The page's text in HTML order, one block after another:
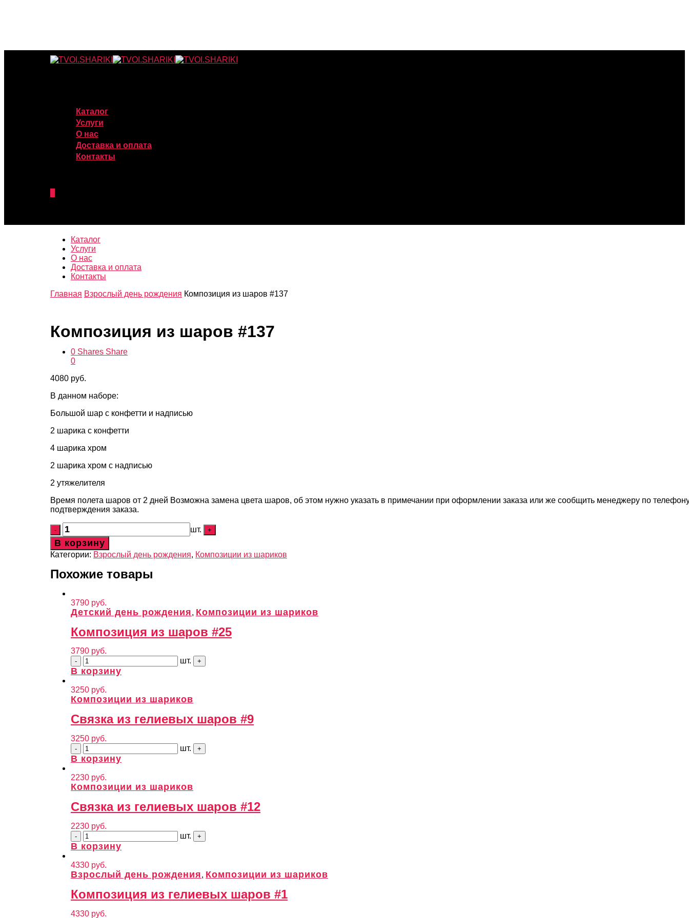
Каталог
Услуги
О нас
Доставка и оплата
Контакты
Каталог
Услуги
О нас
Доставка и оплата
Контакты
Главная Взрослый день рождения Композиция из шаров #137
Композиция из шаров #137
0 Shares Share
0
4080 руб.
В данном наборе:
Большой шар с конфетти и надписью
2 шарика с конфетти
4 шарика хром
2 шарика хром с надписью
2 утяжелителя
Время полета шаров от 2 дней Возможна замена цвета шаров, об этом нужно указать в примечании при оформлении заказа или же сообщить менеджеру по
подтверждения заказа.
шт.
В корзину
Категории: Взрослый день рождения, Композиции из шариков
Похожие товары
3790 руб.
Детский день рождения, Композиции из шариков
Композиция из шаров #25
3790 руб.
шт.
В корзину
3250 руб.
Композиции из шариков
Связка из гелиевых шаров #9
3250 руб.
шт.
В корзину
2230 руб.
Композиции из шариков
Связка из гелиевых шаров #12
2230 руб.
шт.
В корзину
4330 руб.
Взрослый день рождения, Композиции из шариков
Композиция из гелиевых шаров #1
4330 руб.